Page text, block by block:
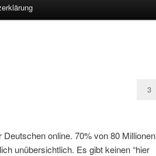
3
online. 70% von 80 Millionen
unübersichtlich. Es gibt keinen “hier